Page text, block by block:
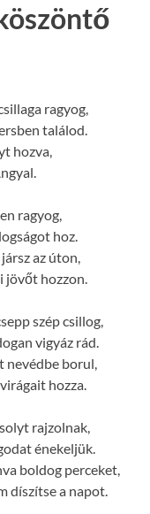
ragyog,
találod.
hozva,
ragyog,
hoz.
az úton,
jövőt hozzon.
szép csillog,
vigyáz rád.
nevédbe borul,
hozza.
rajzolnak,
énekeljük.
boldog perceket,
díszítse a napot.